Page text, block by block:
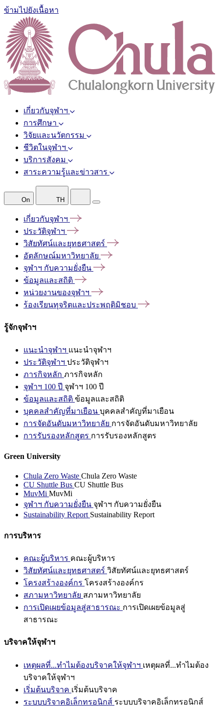
ข้ามไปยังเนื้อหา
เกี่ยวกับจุฬาฯ
การศึกษา
วิจัยและนวัตกรรม
ชีวิตในจุฬาฯ
บริการสังคม
สาระความรู้และข่าวสาร
On TH
เกี่ยวกับจุฬาฯ
ประวัติจุฬาฯ
วิสัยทัศน์และยุทธศาสตร์
อัตลักษณ์มหาวิทยาลัย
จุฬาฯ กับความยั่งยืน
ข้อมูลและสถิติ
หน่วยงานของจุฬาฯ
ร้องเรียนทุจริตและประพฤติมิชอบ
รู้จักจุฬาฯ
แนะนำจุฬาฯ แนะนำจุฬาฯ
ประวัติจุฬาฯ ประวัติจุฬาฯ
ภารกิจหลัก ภารกิจหลัก
จุฬาฯ 100 ปี จุฬาฯ 100 ปี
ข้อมูลและสถิติ ข้อมูลและสถิติ
บุคคลสำคัญที่มาเยือน บุคคลสำคัญที่มาเยือน
การจัดอันดับมหาวิทยาลัย การจัดอันดับมหาวิทยาลัย
การรับรองหลักสูตร การรับรองหลักสูตร
Green University
Chula Zero Waste Chula Zero Waste
CU Shuttle Bus CU Shuttle Bus
MuvMi MuvMi
จุฬาฯ กับความยั่งยืน จุฬาฯ กับความยั่งยืน
Sustainability Report Sustainability Report
การบริหาร
คณะผู้บริหาร คณะผู้บริหาร
วิสัยทัศน์และยุทธศาสตร์ วิสัยทัศน์และยุทธศาสตร์
โครงสร้างองค์กร โครงสร้างองค์กร
สภามหาวิทยาลัย สภามหาวิทยาลัย
การเปิดเผยข้อมูลสู่สาธารณะ การเปิดเผยข้อมูลสู่
สาธารณะ
บริจาคให้จุฬาฯ
เหตุผลที่...ทำไมต้องบริจาคให้จุฬาฯ เหตุผลที่...ทำไมต้อง
บริจาคให้จุฬาฯ
เริ่มต้นบริจาค เริ่มต้นบริจาค
ระบบบริจาคอิเล็กทรอนิกส์ ระบบบริจาคอิเล็กทรอนิกส์